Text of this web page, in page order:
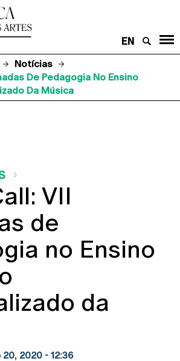
EN
Notícias
De Pedagogia No Ensino
Da Música
VII
de
no Ensino
da
2020 - 12:36